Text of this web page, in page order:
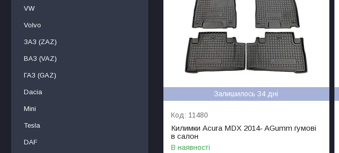
Залишилось 34 дні
11480
Килимки Acura MDX 2014- AGumm гумові
в салон
В наявності
VW
Volvo
ЗАЗ (ZAZ)
ВАЗ (VAZ)
ГАЗ (GAZ)
Dacia
Mini
Tesla
DAF